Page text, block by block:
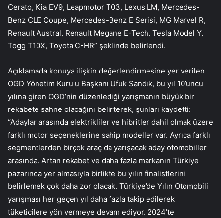
Cerato, Kia EV9, Leapmotor T03, Lexus LM, Mercedes-
Benz CLE Coupe, Mercedes-Benz E Serisi, MG Marvel R,
Renault Austral, Renault Megane E-Tech, Tesla Model Y,
Togg T10X, Toyota C-HR” şeklinde belirlendi.
Açıklamada konuya ilişkin değerlendirmesine yer verilen
OGD Yönetim Kurulu Başkanı Ufuk Sandık, bu yıl 10’uncu
yılına giren OGD’nin düzenlediği yarışmanın büyük bir
rekabete sahne olacağını belirterek, şunları kaydetti:
“Adaylar arasında elektrikliler ve hibritler dahil olmak üzere
farklı motor seçeneklerine sahip modeller var. Ayrıca farklı
segmentlerden birçok araç da yarışacak aday otomobiller
arasında. Artan rekabet ve daha fazla markanın Türkiye
pazarında yer almasıyla birlikte bu yılın finalistlerini
belirlemek çok daha zor olacak. Türkiye’de Yılın Otomobili
yarışması her geçen yıl daha fazla takip edilerek
tüketicilere yön vermeye devam ediyor. 2024’te